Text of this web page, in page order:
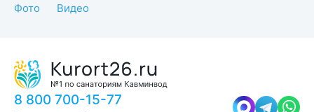
Фото Видео
8 800 700-15-77